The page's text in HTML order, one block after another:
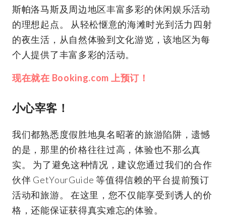
斯帕洛马斯及周边地区丰富多彩的休闲娱乐活动
的理想起点。 从轻松惬意的海滩时光到活力四射
的夜生活，从自然体验到文化游览，该地区为每
个人提供了丰富多彩的活动。
现在就在 Booking.com 上预订！
小心宰客！
我们都熟悉度假胜地臭名昭著的旅游陷阱，遗憾
的是，那里的价格往往过高，体验也不那么真
实。 为了避免这种情况，建议您通过我们的合作
伙伴 GetYourGuide 等值得信赖的平台提前预订
活动和旅游。 在这里，您不仅能享受到诱人的价
格，还能保证获得真实难忘的体验。